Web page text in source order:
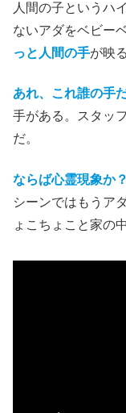
人間の子というハ
ないアダをベビー
っと人間の手が映る
あれ、これ誰の手
手がある。スタッ
だ。
ならば心霊現象か
シーンではもうア
ょこちょこと家の